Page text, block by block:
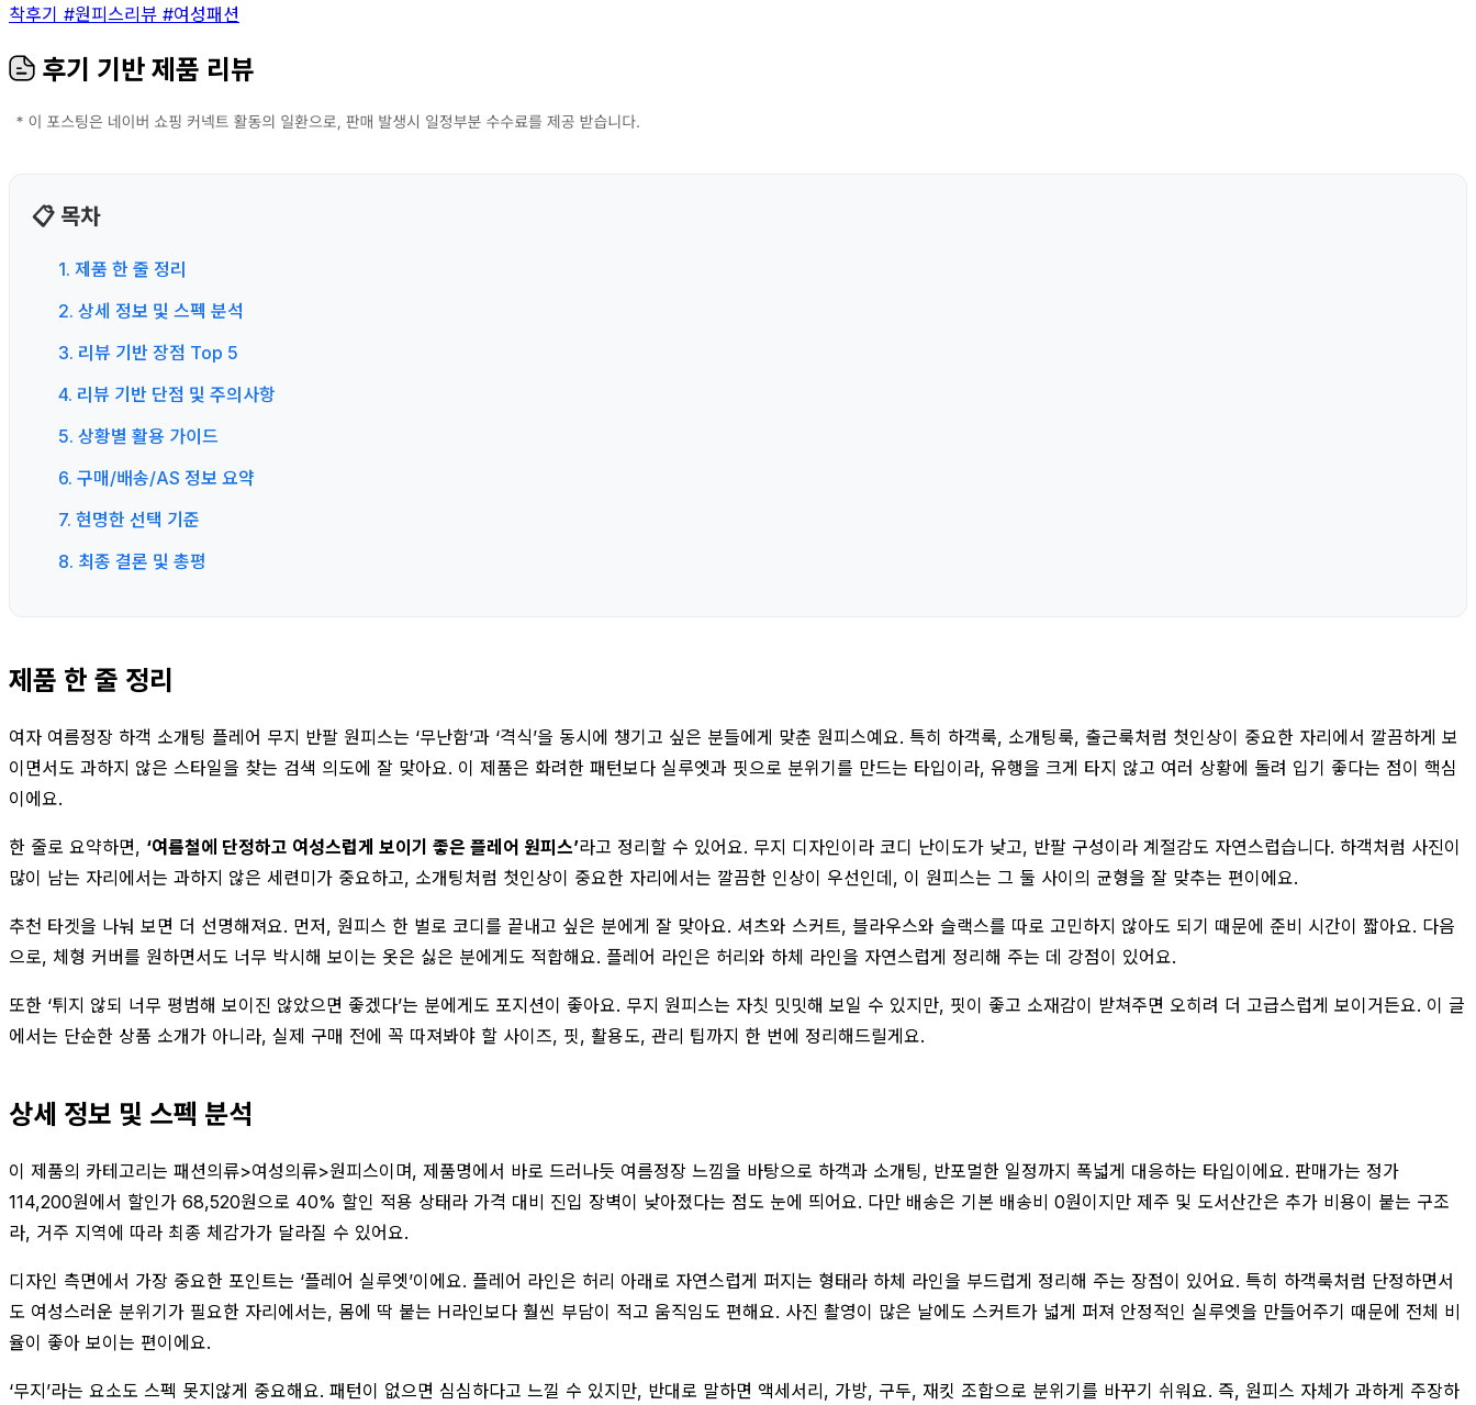
착후기 #원피스리뷰 #여성패션
후기 기반 제품 리뷰
📋 목차
1. 제품 한 줄 정리
2. 상세 정보 및 스펙 분석
3. 리뷰 기반 장점 Top 5
4. 리뷰 기반 단점 및 주의사항
5. 상황별 활용 가이드
6. 구매/배송/AS 정보 요약
7. 현명한 선택 기준
8. 최종 결론 및 총평
제품 한 줄 정리
여자 여름정장 하객 소개팅 플레어 무지 반팔 원피스는 ‘무난함’과 ‘격식’을 동시에 챙기고 싶은 분들에게 맞춘 원피스예요. 특히 하객룩, 소개팅룩, 출근룩처럼 첫인상이 중요한 자리에서 깔끔하게 보
이면서도 과하지 않은 스타일을 찾는 검색 의도에 잘 맞아요. 이 제품은 화려한 패턴보다 실루엣과 핏으로 분위기를 만드는 타입이라, 유행을 크게 타지 않고 여러 상황에 돌려 입기 좋다는 점이 핵심
이에요.
한 줄로 요약하면, ‘여름철에 단정하고 여성스럽게 보이기 좋은 플레어 원피스’라고 정리할 수 있어요. 무지 디자인이라 코디 난이도가 낮고, 반팔 구성이라 계절감도 자연스럽습니다. 하객처럼 사진이
많이 남는 자리에서는 과하지 않은 세련미가 중요하고, 소개팅처럼 첫인상이 중요한 자리에서는 깔끔한 인상이 우선인데, 이 원피스는 그 둘 사이의 균형을 잘 맞추는 편이에요.
추천 타겟을 나눠 보면 더 선명해져요. 먼저, 원피스 한 벌로 코디를 끝내고 싶은 분에게 잘 맞아요. 셔츠와 스커트, 블라우스와 슬랙스를 따로 고민하지 않아도 되기 때문에 준비 시간이 짧아요. 다음
으로, 체형 커버를 원하면서도 너무 박시해 보이는 옷은 싫은 분에게도 적합해요. 플레어 라인은 허리와 하체 라인을 자연스럽게 정리해 주는 데 강점이 있어요.
또한 ‘튀지 않되 너무 평범해 보이진 않았으면 좋겠다’는 분에게도 포지션이 좋아요. 무지 원피스는 자칫 밋밋해 보일 수 있지만, 핏이 좋고 소재감이 받쳐주면 오히려 더 고급스럽게 보이거든요. 이 글
에서는 단순한 상품 소개가 아니라, 실제 구매 전에 꼭 따져봐야 할 사이즈, 핏, 활용도, 관리 팁까지 한 번에 정리해드릴게요.
상세 정보 및 스펙 분석
이 제품의 카테고리는 패션의류>여성의류>원피스이며, 제품명에서 바로 드러나듯 여름정장 느낌을 바탕으로 하객과 소개팅, 반포멀한 일정까지 폭넓게 대응하는 타입이에요. 판매가는 정가
114,200원에서 할인가 68,520원으로 40% 할인 적용 상태라 가격 대비 진입 장벽이 낮아졌다는 점도 눈에 띄어요. 다만 배송은 기본 배송비 0원이지만 제주 및 도서산간은 추가 비용이 붙는 구조
라, 거주 지역에 따라 최종 체감가가 달라질 수 있어요.
디자인 측면에서 가장 중요한 포인트는 ‘플레어 실루엣’이에요. 플레어 라인은 허리 아래로 자연스럽게 퍼지는 형태라 하체 라인을 부드럽게 정리해 주는 장점이 있어요. 특히 하객룩처럼 단정하면서
도 여성스러운 분위기가 필요한 자리에서는, 몸에 딱 붙는 H라인보다 훨씬 부담이 적고 움직임도 편해요. 사진 촬영이 많은 날에도 스커트가 넓게 퍼져 안정적인 실루엣을 만들어주기 때문에 전체 비
율이 좋아 보이는 편이에요.
‘무지’라는 요소도 스펙 못지않게 중요해요. 패턴이 없으면 심심하다고 느낄 수 있지만, 반대로 말하면 액세서리, 가방, 구두, 재킷 조합으로 분위기를 바꾸기 쉬워요. 즉, 원피스 자체가 과하게 주장하